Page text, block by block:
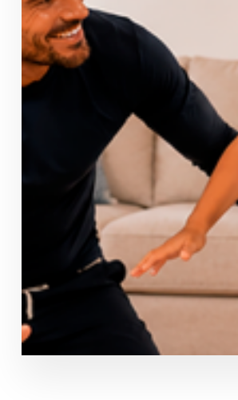
Apanhe a onda da poupança
Tarifa Digital Luz e Gás
Ideal para clientes 100% digitais.
Apenas 0,1399€/kWh na luz
20% de desconto para sempre
Oferta exclusiva online
Contratar